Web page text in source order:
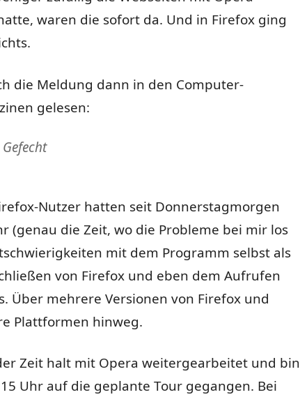
waren die sofort da. Und in Firefox ging
die Meldung dann in den Computer-
gelesen:
Nutzer hatten seit Donnerstagmorgen
(genau die Zeit, wo die Probleme bei mir los
mit dem Programm selbst als
von Firefox und eben dem Aufrufen
Über mehrere Versionen von Firefox und
Plattformen hinweg.
Zeit halt mit Opera weitergearbeitet und bin
Uhr auf die geplante Tour gegangen. Bei